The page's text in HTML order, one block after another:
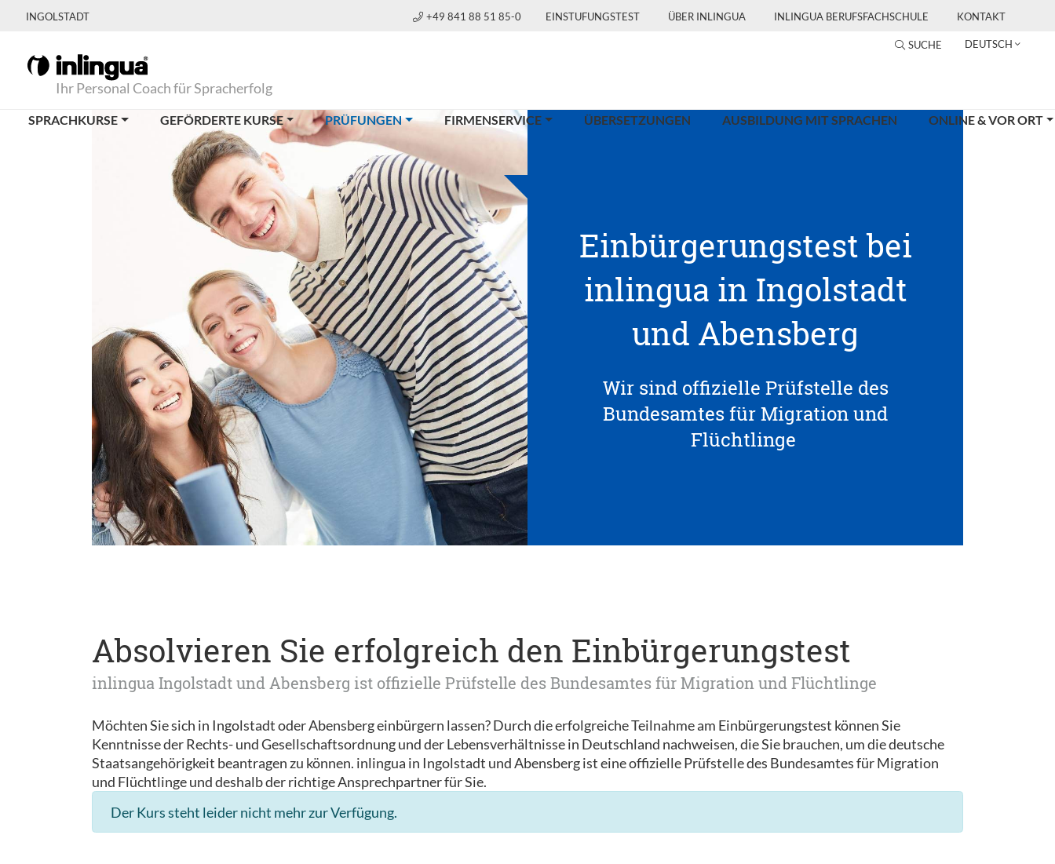
INGOLSTADT +49 841 88 51 85-0 EINSTUFUNGSTEST ÜBER INLINGUA INLINGUA BERUFSFACHSCHULE KONTAKT
SUCHE DEUTSCH
Ihr Personal Coach für Spracherfolg
SPRACHKURSE GEFÖRDERTE KURSE PRÜFUNGEN(CURRENT)FIRMENSERVICE ÜBERSETZUNGEN AUSBILDUNG MIT SPRACHEN ONLINE & VOR ORT
Einbürgerungstest bei
inlingua in Ingolstadt
und Abensberg
Wir sind offizielle Prüfstelle des
Bundesamtes für Migration und
Flüchtlinge
Absolvieren Sie erfolgreich den Einbürgerungstest
inlingua Ingolstadt und Abensberg ist offizielle Prüfstelle des Bundesamtes für Migration und Flüchtlinge
Möchten Sie sich in Ingolstadt oder Abensberg einbürgern lassen? Durch die erfolgreiche Teilnahme am Einbürgerungstest können Sie
Kenntnisse der Rechts- und Gesellschaftsordnung und der Lebensverhältnisse in Deutschland nachweisen, die Sie brauchen, um die deutsche
Staatsangehörigkeit beantragen zu können. inlingua in Ingolstadt und Abensberg ist eine offizielle Prüfstelle des Bundesamtes für Migration
und Flüchtlinge und deshalb der richtige Ansprechpartner für Sie.
Der Kurs steht leider nicht mehr zur Verfügung.